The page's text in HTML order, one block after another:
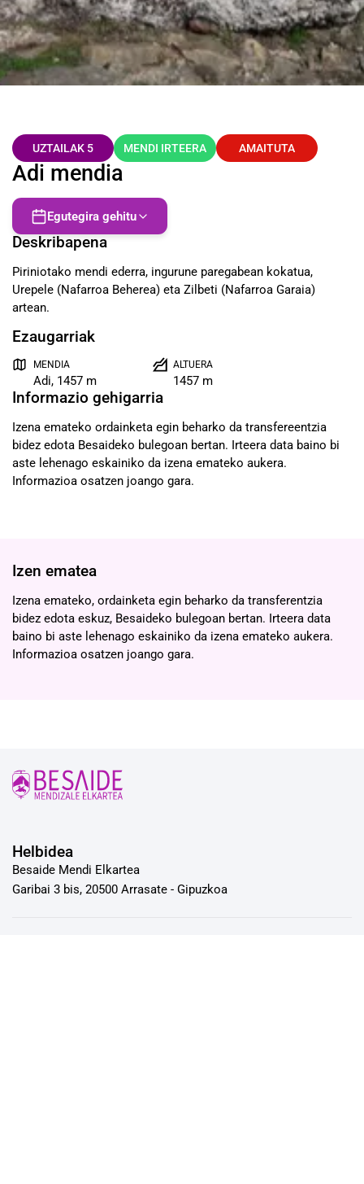
UZTAILAK 5 MENDI IRTEERA AMAITUTA
Adi mendia
Egutegira gehitu
Deskribapena
Piriniotako mendi ederra, ingurune paregabean kokatua,
Urepele (Nafarroa Beherea) eta Zilbeti (Nafarroa Garaia)
artean.
Ezaugarriak
MENDIA
Adi, 1457 m
ALTUERA
1457 m
Informazio gehigarria
Izena emateko ordainketa egin beharko da transfereentzia
bidez edota Besaideko bulegoan bertan. Irteera data baino bi
aste lehenago eskainiko da izena emateko aukera.
Informazioa osatzen joango gara.
Izen ematea
Izena emateko, ordainketa egin beharko da transferentzia
bidez edota eskuz, Besaideko bulegoan bertan. Irteera data
baino bi aste lehenago eskainiko da izena emateko aukera.
Informazioa osatzen joango gara.
Helbidea
Besaide Mendi Elkartea
Garibai 3 bis, 20500 Arrasate - Gipuzkoa